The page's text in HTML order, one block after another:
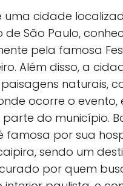
uma cidade
São Paulo,
pela famosa
Além disso, a
naturais,
ocorre o evento,
do município.
famosa por sua
sendo um
por quem